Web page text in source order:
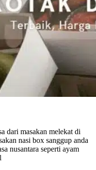
dari masakan melekat di
nasi box sanggup anda
nusantara seperti ayam